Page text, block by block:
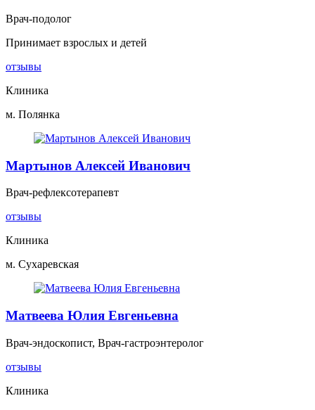
Врач-подолог
Принимает взрослых и детей
отзывы
Клиника
м. Полянка
Мартынов Алексей Иванович
Врач-рефлексотерапевт
отзывы
Клиника
м. Сухаревская
Матвеева Юлия Евгеньевна
Врач-эндоскопист, Врач-гастроэнтеролог
отзывы
Клиника